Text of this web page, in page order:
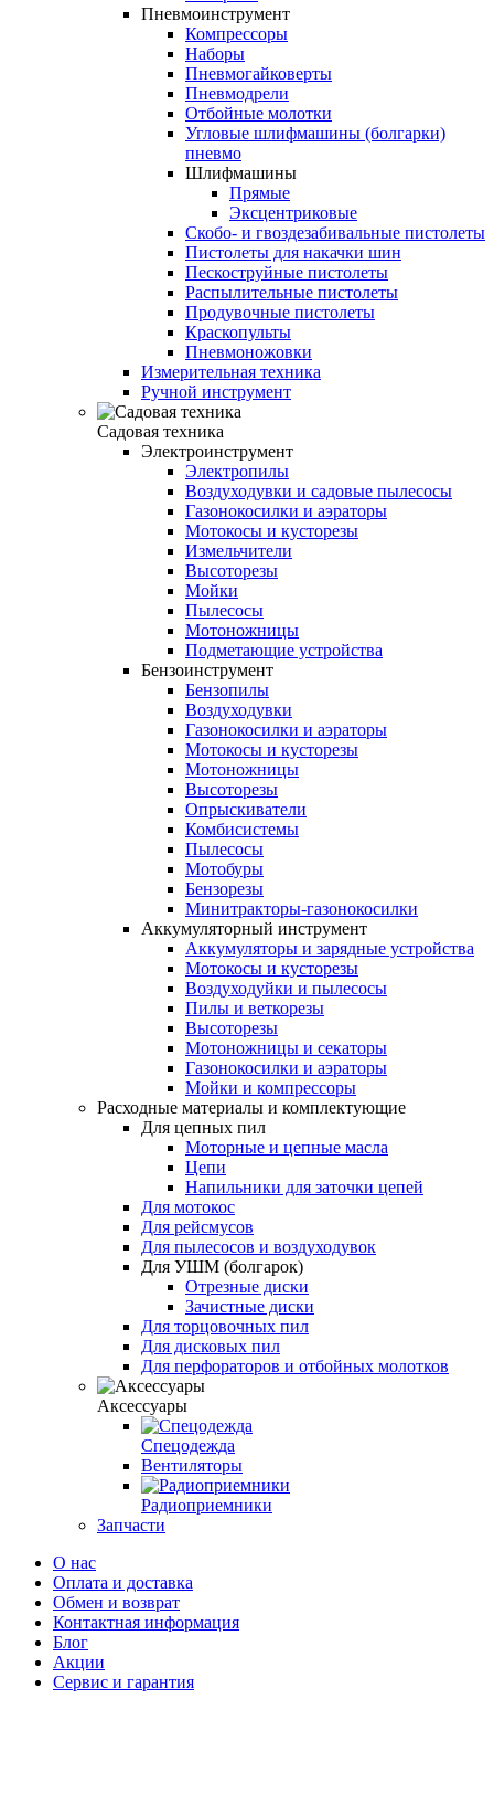
Пневмоинструмент
Компрессоры
Наборы
Пневмогайковерты
Пневмодрели
Отбойные молотки
Угловые шлифмашины (болгарки)
пневмо
Шлифмашины
Прямые
Эксцентриковые
Скобо- и гвоздезабивальные пистолеты
Пистолеты для накачки шин
Пескоструйные пистолеты
Распылительные пистолеты
Продувочные пистолеты
Краскопульты
Пневмоножовки
Измерительная техника
Ручной инструмент
Садовая техника
Электроинструмент
Электропилы
Воздуходувки и садовые пылесосы
Газонокосилки и аэраторы
Мотокосы и кусторезы
Измельчители
Высоторезы
Мойки
Пылесосы
Мотоножницы
Подметающие устройства
Бензоинструмент
Бензопилы
Воздуходувки
Газонокосилки и аэраторы
Мотокосы и кусторезы
Мотоножницы
Высоторезы
Опрыскиватели
Комбисистемы
Пылесосы
Мотобуры
Бензорезы
Минитракторы-газонокосилки
Аккумуляторный инструмент
Аккумуляторы и зарядные устройства
Мотокосы и кусторезы
Воздуходуйки и пылесосы
Пилы и веткорезы
Высоторезы
Мотоножницы и секаторы
Газонокосилки и аэраторы
Мойки и компрессоры
Расходные материалы и комплектующие
Для цепных пил
Моторные и цепные масла
Цепи
Напильники для заточки цепей
Для мотокос
Для рейсмусов
Для пылесосов и воздуходувок
Для УШМ (болгарок)
Отрезные диски
Зачистные диски
Для торцовочных пил
Для дисковых пил
Для перфораторов и отбойных молотков
Аксессуары
Спецодежда
Вентиляторы
Радиоприемники
Запчасти
О нас
Оплата и доставка
Обмен и возврат
Контактная информация
Блог
Акции
Сервис и гарантия